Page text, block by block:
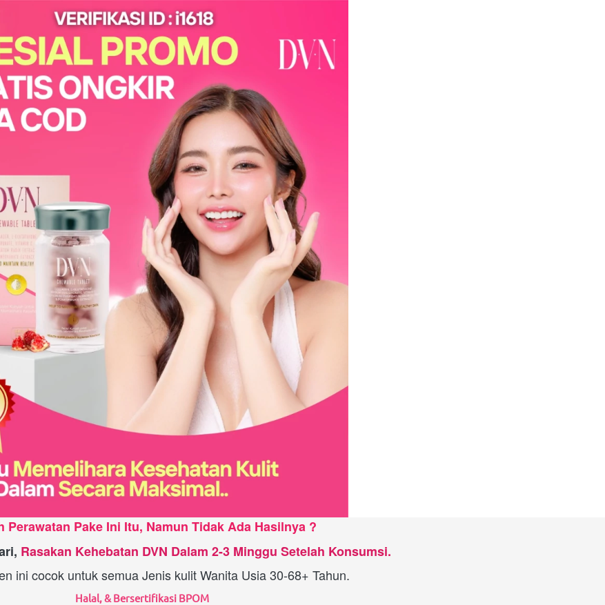
Perawatan Pake Ini Itu, Namun Tidak Ada Hasilnya ?
Rasakan Kehebatan DVN Dalam 2-3 Minggu Setelah Konsumsi.
ini cocok untuk semua Jenis kulit Wanita Usia 30-68+ Tahun.
Halal, & Bersertifikasi BPOM